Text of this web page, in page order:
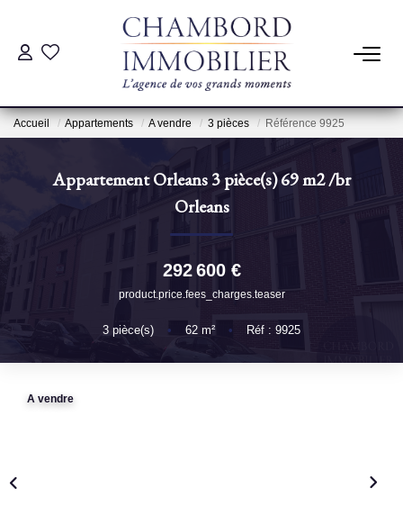
ACHAT
ESTIMATION
Estimation Par Un Professionnel
GESTION
Accueil Appartements A vendre 3 pièces Référence 9925
Appartement Orleans 3 pièce(s) 69 m2/br
Orleans
292 600 €
product.price.fees_charges.teaser
3 pièce(s) • 62 m² • Réf : 9925
A vendre